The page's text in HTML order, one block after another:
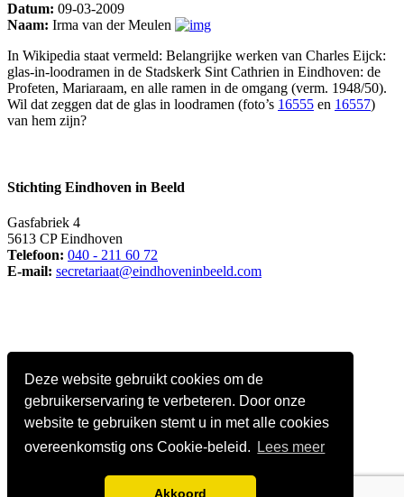
Deze website gebruikt cookies om de
gebruikerservaring te verbeteren. Door onze
website te gebruiken stemt u in met alle cookies
overeenkomstig ons Cookie-beleid.
Lees meer
Akkoord
Datum: 09-03-2009
Naam: Irma van der Meulen
In Wikipedia staat vermeld: Belangrijke werken van Charles Eijck:
glas-in-loodramen in de Stadskerk Sint Cathrien in Eindhoven: de
Profeten, Mariaraam, en alle ramen in de omgang (verm. 1948/50).
Wil dat zeggen dat de glas in loodramen (foto’s 16555 en 16557)
van hem zijn?
Stichting Eindhoven in Beeld
Gasfabriek 4
5613 CP Eindhoven
Telefoon: 040 - 211 60 72
E-mail: secretariaat@eindhoveninbeeld.com